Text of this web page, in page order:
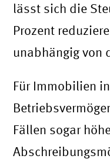
lässt sich die
Prozent
unabhängig von
Für Immobilien
Fällen sogar